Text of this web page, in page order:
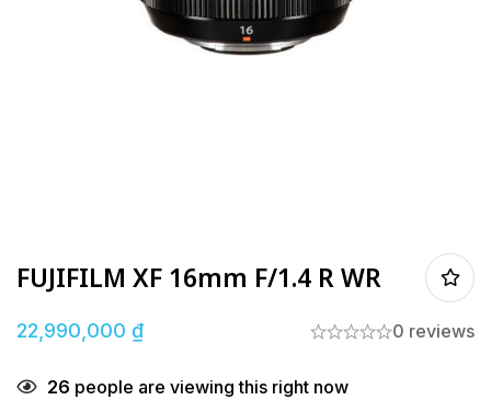
FUJIFILM XF 16mm F/1.4 R WR
22,990,000 ₫ 0 reviews
26 people are viewing this right now